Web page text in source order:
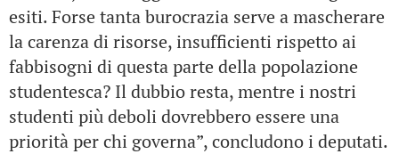
esiti. Forse tanta burocrazia serve a mascherare
la carenza di risorse, insufficienti rispetto ai
fabbisogni di questa parte della popolazione
studentesca? Il dubbio resta, mentre i nostri
studenti più deboli dovrebbero essere una
priorità per chi governa”, concludono i deputati.